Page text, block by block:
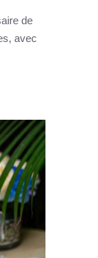
de
avec